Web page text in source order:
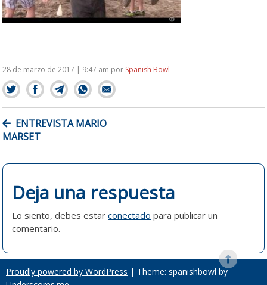
28 de marzo de 2017 | 9:47 am por Spanish Bowl
NAVEGACIÓN
DE
ENTRADAS
ENTREVISTA MARIO
MARSET
Deja una respuesta
Lo siento, debes estarconectado para publicar un
comentario.
Proudly powered by WordPress | Theme: spanishbowl by